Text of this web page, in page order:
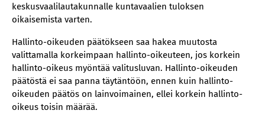
keskusvaalilautakunnalle kuntavaalien tuloksen
oikaisemista varten.
Hallinto-oikeuden päätökseen saa hakea muutosta
valittamalla korkeimpaan hallinto-oikeuteen, jos korkein
hallinto-oikeus myöntää valitusluvan. Hallinto-oikeuden
päätöstä ei saa panna täytäntöön, ennen kuin hallinto-
oikeuden päätös on lainvoimainen, ellei korkein hallinto-
oikeus toisin määrää.